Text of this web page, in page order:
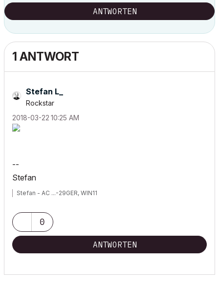
ANTWORTEN
1 ANTWORT
Stefan L_
Rockstar
‎2018-03-22 10:25 AM
--
Stefan
Stefan - AC ...-29GER, WIN11
0
ANTWORTEN